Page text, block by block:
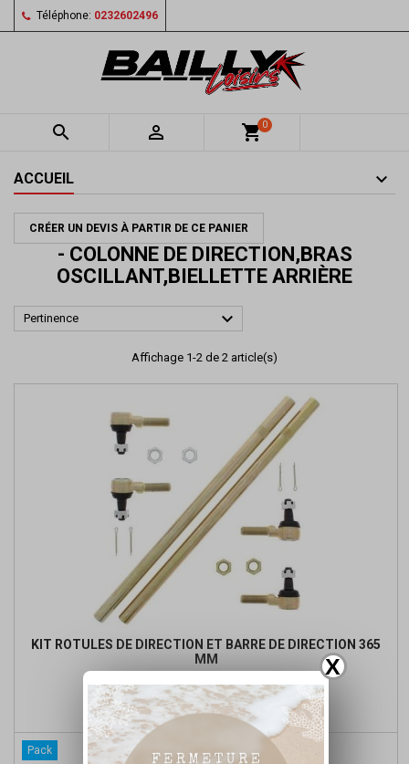
X
Téléphone: 0232602496
  shopping_cart0
ACCUEIL
CRÉER UN DEVIS À PARTIR DE CE PANIER
- COLONNE DE DIRECTION,BRAS
OSCILLANT,BIELLETTE ARRIÈRE
Pertinence 
Affichage 1-2 de 2 article(s)
KIT ROTULES DE DIRECTION ET BARRE DE DIRECTION 365
MM
de
base
 Ajouter au panier
Pack